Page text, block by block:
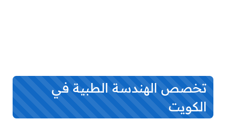
تخصص الهندسة الطبية في
الكويت